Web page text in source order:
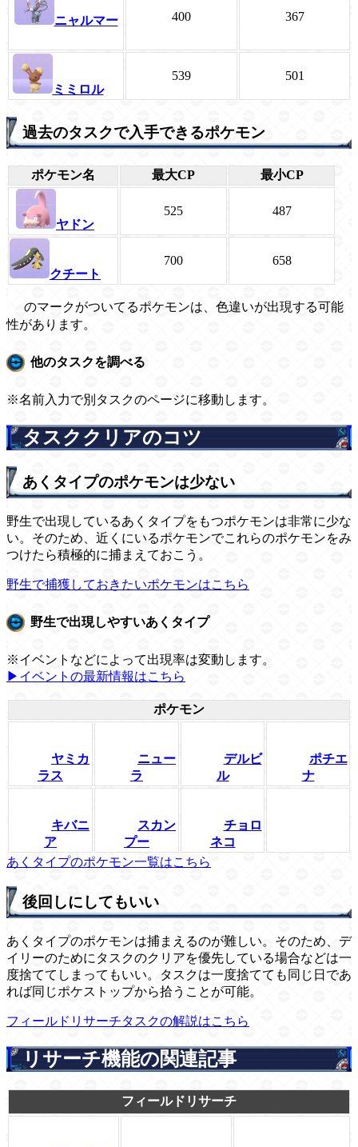
ニャルマー 400 367
ミミロル
539 501
過去のタスクで入手できるポケモン
ポケモン名 最大CP 最小CP
ヤドン
525 487
クチート
700 658
のマークがついてるポケモンは、色違いが出現する可能
性があります。
他のタスクを調べる
※名前入力で別タスクのページに移動します。
タスククリアのコツ
あくタイプのポケモンは少ない
野生で出現しているあくタイプをもつポケモンは非常に少な
い。そのため、近くにいるポケモンでこれらのポケモンをみ
つけたら積極的に捕まえておこう。
野生で捕獲しておきたいポケモンはこちら
野生で出現しやすいあくタイプ
※イベントなどによって出現率は変動します。
▶イベントの最新情報はこちら
ポケモン
ヤミカ
ラス
ニュー
ラ
デルビ
ル
ポチエ
ナ
キバニ
ア
スカン
プー
チョロ
ネコ
あくタイプのポケモン一覧はこちら
後回しにしてもいい
あくタイプのポケモンは捕まえるのが難しい。そのため、デ
イリーのためにタスクのクリアを優先している場合などは一
度捨ててしまってもいい。タスクは一度捨てても同じ日であ
れば同じポケストップから拾うことが可能。
フィールドリサーチタスクの解説はこちら
リサーチ機能の関連記事
フィールドリサーチ